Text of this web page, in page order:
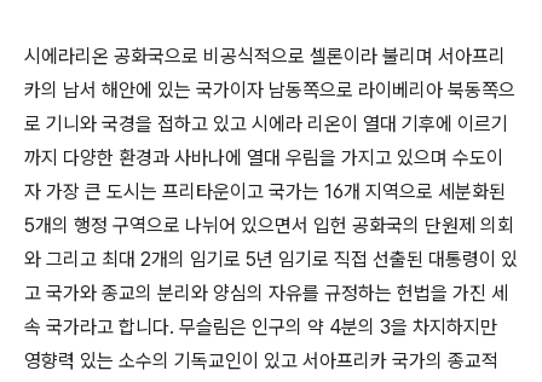
시에라리온 공화국으로 비공식적으로 셀론이라 불리며 서아프리
카의 남서 해안에 있는 국가이자 남동쪽으로 라이베리아 북동쪽으
로 기니와 국경을 접하고 있고 시에라 리온이 열대 기후에 이르기
까지 다양한 환경과 사바나에 열대 우림을 가지고 있으며 수도이
자 가장 큰 도시는 프리타운이고 국가는 16개 지역으로 세분화된
5개의 행정 구역으로 나뉘어 있으면서 입헌 공화국의 단원제 의회
와 그리고 최대 2개의 임기로 5년 임기로 직접 선출된 대통령이 있
고 국가와 종교의 분리와 양심의 자유를 규정하는 헌법을 가진 세
속 국가라고 합니다. 무슬림은 인구의 약 4분의 3을 차지하지만
영향력 있는 소수의 기독교인이 있고 서아프리카 국가의 종교적